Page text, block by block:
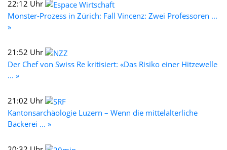
22:12 Uhr
Monster-Prozess in Zürich: Fall Vincenz: Zwei Professoren ...
»
21:52 Uhr
Der Chef von Swiss Re kritisiert: «Das Risiko einer Hitzewelle
... »
21:02 Uhr
Kantonsarchäologie Luzern – Wenn die mittelalterliche
Bäckerei ... »